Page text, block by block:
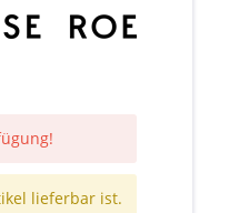
lieferbar ist.